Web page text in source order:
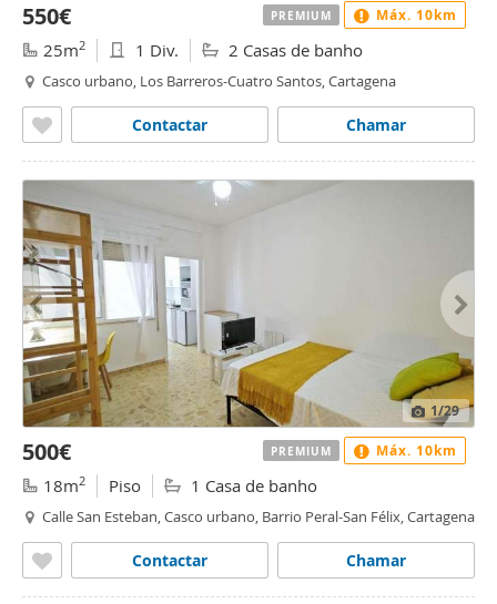
550€
25m2 1 Div. 2 Casas de banho
Casco urbano, Los Barreros-Cuatro Santos, Cartagena
Chamar
Contactar
PREMIUM Máx. 10km
1/29
500€
18m2 Piso 1 Casa de banho
Calle San Esteban, Casco urbano, Barrio Peral-San Félix, Cartagena
Chamar
Contactar
PREMIUM Máx. 10km